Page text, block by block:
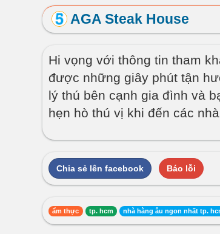
AGA Steak House
Hi vọng với thông tin tham
được những giây phút tận
lý thú bên cạnh gia đình và
hẹn hò thú vị khi đến các
Chia sẻ lên facebook Báo lỗi
ẩm thực tp. hcm nhà hàng âu ngon nhất tp.